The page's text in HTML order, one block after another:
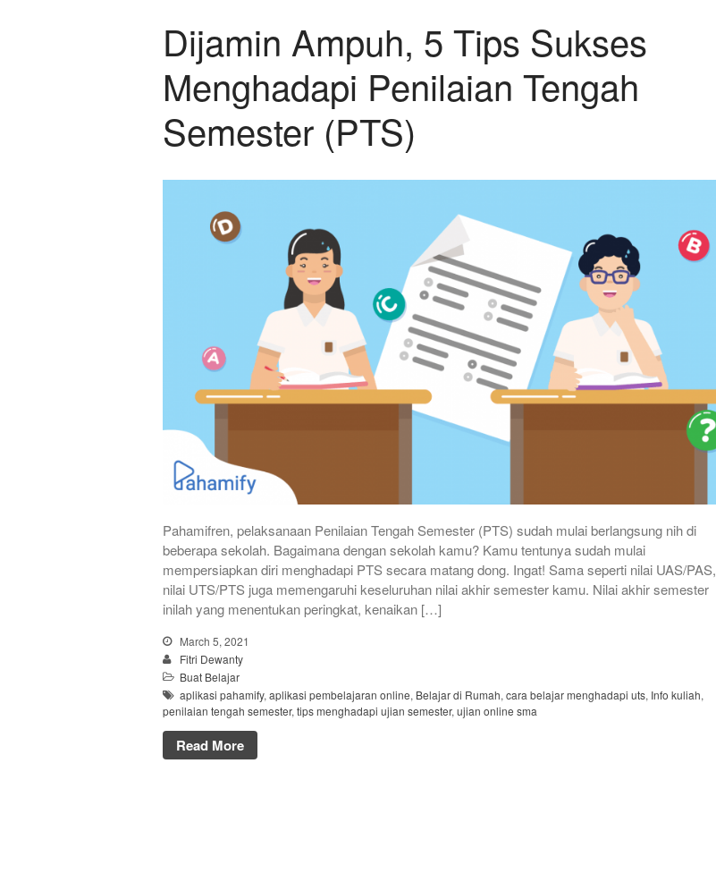
Dijamin Ampuh, 5 Tips Sukses
Menghadapi Penilaian Tengah
Semester (PTS)
Pahamifren, pelaksanaan Penilaian Tengah Semester (PTS) sudah mulai berlangsung nih di
beberapa sekolah. Bagaimana dengan sekolah kamu? Kamu tentunya sudah mulai
mempersiapkan diri menghadapi PTS secara matang dong. Ingat! Sama seperti nilai UAS/PAS,
nilai UTS/PTS juga memengaruhi keseluruhan nilai akhir semester kamu. Nilai akhir semester
inilah yang menentukan peringkat, kenaikan […]
March 5, 2021
Fitri Dewanty
Buat Belajar
aplikasi pahamify, aplikasi pembelajaran online, Belajar di Rumah, cara belajar menghadapi uts, Info kuliah,
penilaian tengah semester, tips menghadapi ujian semester, ujian online sma
Read More